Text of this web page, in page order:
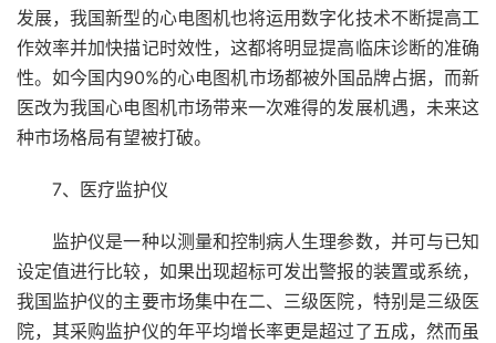
发展，我国新型的心电图机也将运用数字化技术不断提高工
作效率并加快描记时效性，这都将明显提高临床诊断的准确
性。如今国内90%的心电图机市场都被外国品牌占据，而新
医改为我国心电图机市场带来一次难得的发展机遇，未来这
种市场格局有望被打破。
7、医疗监护仪
监护仪是一种以测量和控制病人生理参数，并可与已知
设定值进行比较，如果出现超标可发出警报的装置或系统，
我国监护仪的主要市场集中在二、三级医院，特别是三级医
院，其采购监护仪的年平均增长率更是超过了五成，然而虽